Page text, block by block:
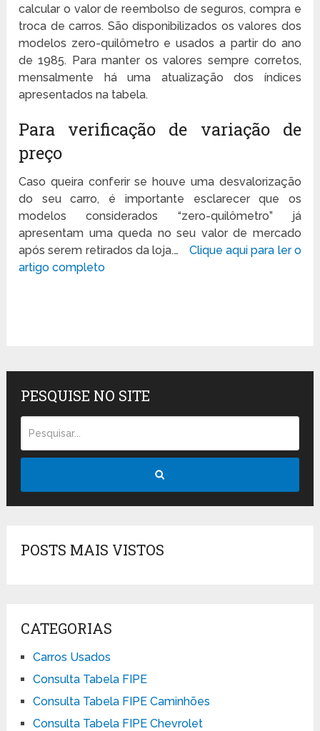
calcular o valor de reembolso de seguros, compra e
troca de carros. São disponibilizados os valores dos
modelos zero-quilômetro e usados a partir do ano
de 1985. Para manter os valores sempre corretos,
mensalmente há uma atualização dos índices
apresentados na tabela.
Para verificação de variação de
preço
Caso queira conferir se houve uma desvalorização
do seu carro, é importante esclarecer que os
modelos considerados “zero-quilômetro” já
apresentam uma queda no seu valor de mercado
após serem retirados da loja.…
Clique aqui para ler o
artigo completo
PESQUISE NO SITE
POSTS MAIS VISTOS
CATEGORIAS
Carros Usados
Consulta Tabela FIPE
Consulta Tabela FIPE Caminhões
Consulta Tabela FIPE Chevrolet